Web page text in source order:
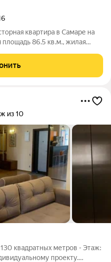
квартира в Самаре на
86.5 кв.м., жилая
2016 года. Высота
из 10
квадратных метров - Этаж:
проекту.